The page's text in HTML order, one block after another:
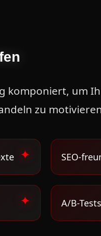
komponiert, um
zu
SEO-
A/B-Tests